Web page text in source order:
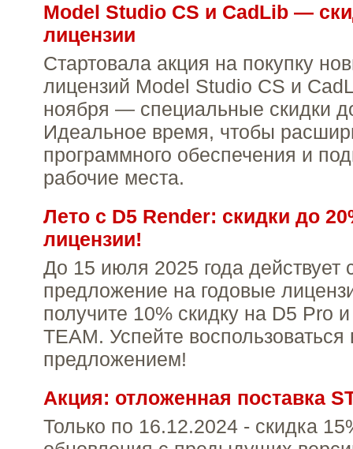
Model Studio CS и CadLib —
лицензии
Стартовала акция на покупку
лицензий Model Studio CS и
ноября — специальные скидки
Идеальное время, чтобы
программного обеспечения и
рабочие места.
Лето с D5 Render: скидки до
лицензии!
До 15 июля 2025 года действует
предложение на годовые
получите 10% скидку на D5 Pro
TEAM. Успейте
предложением!
Акция: отложенная поставка
Только по 16.12.2024 - скидка